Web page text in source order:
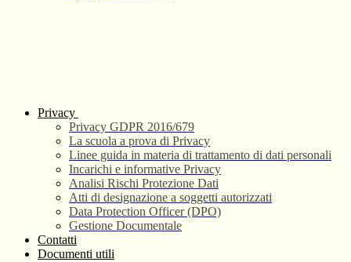
Privacy
Privacy GDPR 2016/679
La scuola a prova di Privacy
Linee guida in materia di trattamento di dati personali
Incarichi e informative Privacy
Analisi Rischi Protezione Dati
Atti di designazione a soggetti autorizzati
Data Protection Officer (DPO)
Gestione Documentale
Contatti
Documenti utili